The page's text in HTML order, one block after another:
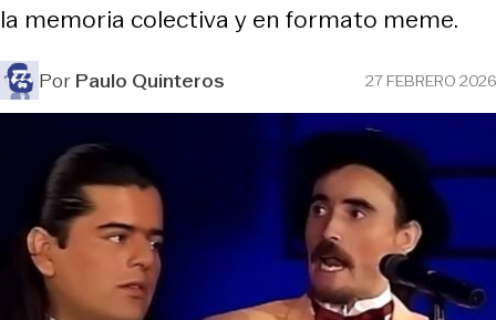
la memoria colectiva y en formato meme.
PorPaulo Quinteros 27 FEBRERO 2026